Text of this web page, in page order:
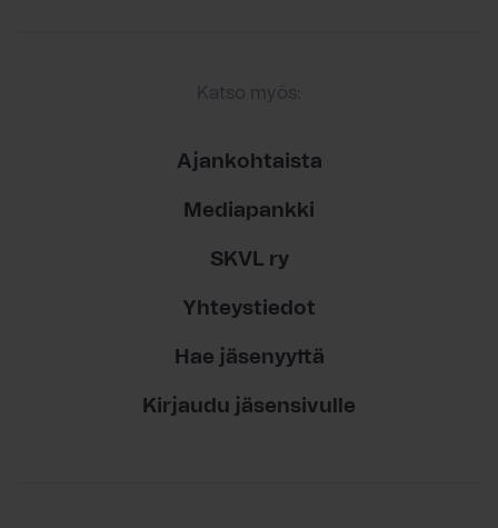
Katso myös:
Ajankohtaista
Mediapankki
SKVL ry
Yhteystiedot
Hae jäsenyyttä
Kirjaudu jäsensivulle